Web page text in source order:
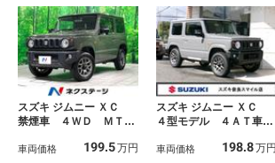
スズキ ジムニー ＸＣ
禁煙車 ４ＷＤ ＭＴ
イオーディオ バックカ
車両価格 199.5万円
スズキ ジムニー ＸＣ
４型モデル ４ＡＴ車
センサーブレーキ リヤ
車両価格 198.8万円